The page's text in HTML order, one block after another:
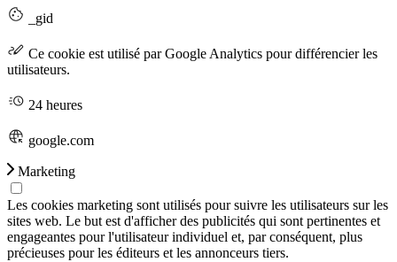
_gid
Ce cookie est utilisé par Google Analytics pour différencier les
utilisateurs.
24 heures
google.com
Marketing
Les cookies marketing sont utilisés pour suivre les utilisateurs sur les
sites web. Le but est d'afficher des publicités qui sont pertinentes et
engageantes pour l'utilisateur individuel et, par conséquent, plus
précieuses pour les éditeurs et les annonceurs tiers.